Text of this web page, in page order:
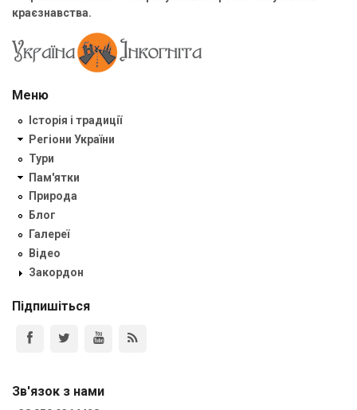
краєзнавства.
Меню
Історія і традиції
Регіони України
Тури
Пам'ятки
Природа
Блог
Галереї
Відео
Закордон
Підпишіться
Зв'язок з нами